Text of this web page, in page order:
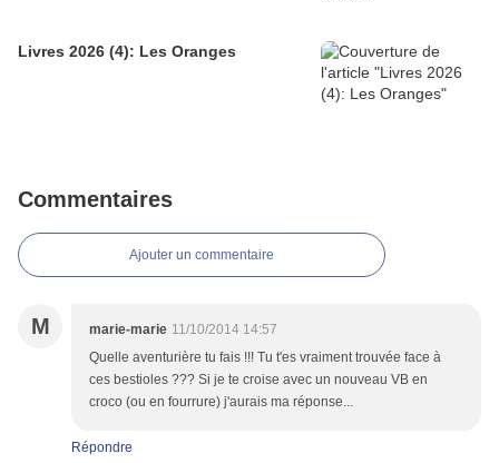
Livres 2026 (4): Les Oranges
Commentaires
Ajouter un commentaire
M marie-marie 11/10/2014 14:57
Quelle aventurière tu fais !!! Tu t'es vraiment trouvée face à
ces bestioles ??? Si je te croise avec un nouveau VB en
croco (ou en fourrure) j'aurais ma réponse...
Répondre